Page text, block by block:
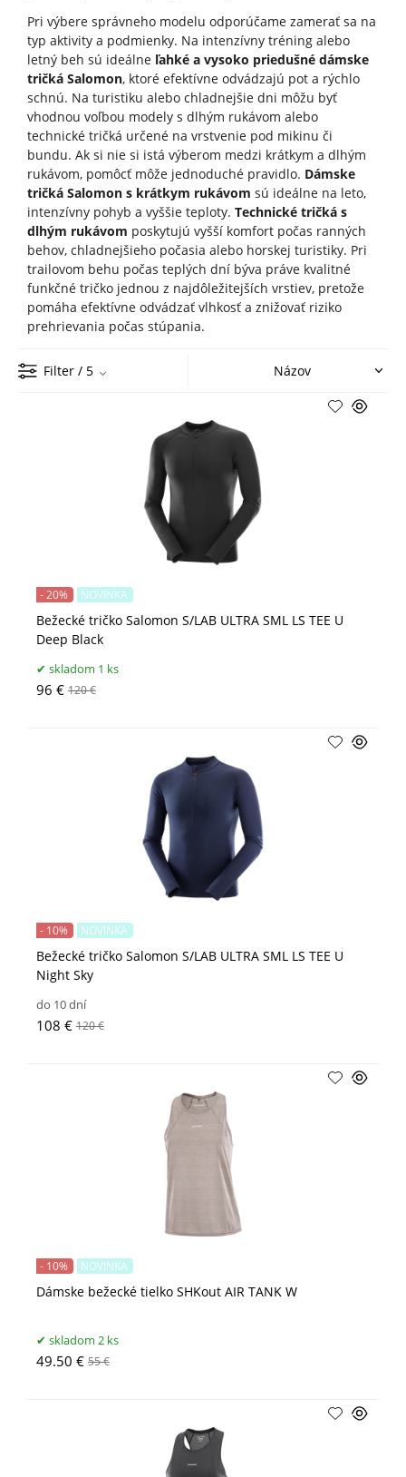
Pri výbere správneho modelu odporúčame zamerať sa na
typ aktivity a podmienky. Na intenzívny tréning alebo
letný beh sú ideálne ľahké a vysoko priedušné dámske
tričká Salomon, ktoré efektívne odvádzajú pot a rýchlo
schnú. Na turistiku alebo chladnejšie dni môžu byť
vhodnou voľbou modely s dlhým rukávom alebo
technické tričká určené na vrstvenie pod mikinu či
bundu. Ak si nie si istá výberom medzi krátkym a dlhým
rukávom, pomôcť môže jednoduché pravidlo. Dámske
tričká Salomon s krátkym rukávom sú ideálne na leto,
intenzívny pohyb a vyššie teploty. Technické tričká s
dlhým rukávom poskytujú vyšší komfort počas ranných
behov, chladnejšieho počasia alebo horskej turistiky. Pri
trailovom behu počas teplých dní býva práve kvalitné
funkčné tričko jednou z najdôležitejších vrstiev, pretože
pomáha efektívne odvádzať vlhkosť a znižovať riziko
prehrievania počas stúpania.
Filter / 5
Bežecké tričko Salomon S/LAB ULTRA SML LS TEE U
Deep Black
- 20% NOVINKA
skladom 1 ks
96 € 120 €
Bežecké tričko Salomon S/LAB ULTRA SML LS TEE U
Night Sky
- 10% NOVINKA
do 10 dní
108 € 120 €
Dámske bežecké tielko SHKout AIR TANK W
- 10% NOVINKA
skladom 2 ks
49.50 € 55 €